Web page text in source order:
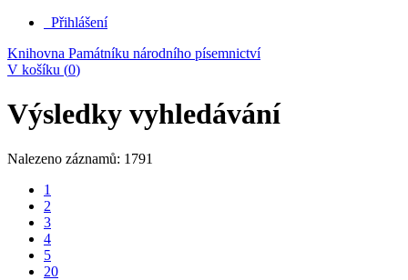
Přihlášení
Knihovna Památníku národního písemnictví
V košíku (0)
Výsledky vyhledávání
Nalezeno záznamů: 1791
1
2
3
4
5
20